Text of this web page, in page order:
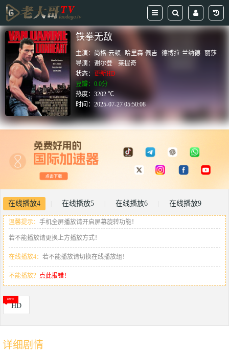
铁拳无敌
主演： 尚格·云顿 哈里森·佩吉 德博拉·兰纳德
丽莎·帕里坎
导演：谢尔登
莱提奇
状态： 更新HD
豆瓣：0.0分
热度：3202 ℃
时间：2025-07-27 05:50:08
在线播放4 在线播放5 在线播放6 在线播放9
温馨提示： 手机全屏播放请开启屏幕旋转功能！
若不能播放请更换上方播放方式！
在线播放4： 若不能播放请切换在线播放组！
不能播放？ 点此报错！
HD
详细剧情